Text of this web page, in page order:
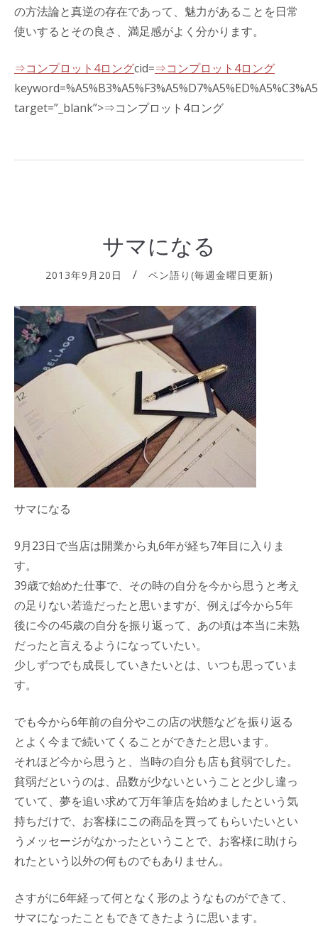
の方法論と真逆の存在であって、魅力があることを日常
使いするとその良さ、満足感がよく分かります。
⇒コンプロット4ロングcid=⇒コンプロット4ロング
target=”_blank”>⇒コンプロット4ロング
サマになる
2013年9月20日 ペン語り(毎週金曜日更新)
サマになる
9月23日で当店は開業から丸6年が経ち7年目に入りま
す。
39歳で始めた仕事で、その時の自分を今から思うと考え
の足りない若造だったと思いますが、例えば今から5年
後に今の45歳の自分を振り返って、あの頃は本当に未熟
だったと言えるようになっていたい。
少しずつでも成長していきたいとは、いつも思っていま
す。
でも今から6年前の自分やこの店の状態などを振り返る
とよく今まで続いてくることができたと思います。
それほど今から思うと、当時の自分も店も貧弱でした。
貧弱だというのは、品数が少ないということと少し違っ
ていて、夢を追い求めて万年筆店を始めましたという気
持ちだけで、お客様にこの商品を買ってもらいたいとい
うメッセージがなかったということで、お客様に助けら
れたという以外の何ものでもありません。
さすがに6年経って何となく形のようなものができて、
サマになったこともできてきたように思います。